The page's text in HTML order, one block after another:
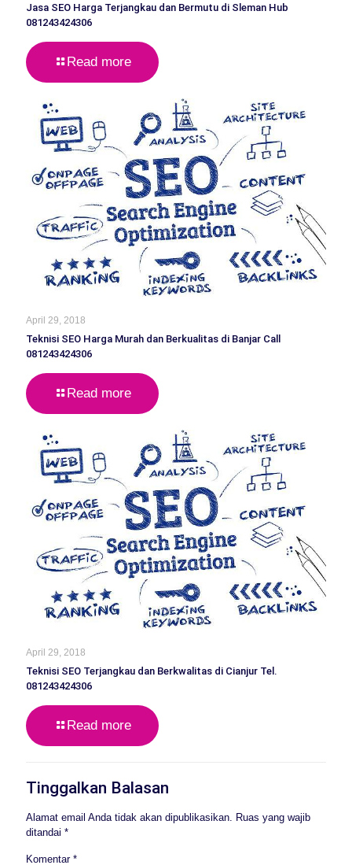
Jasa SEO Harga Terjangkau dan Bermutu di Sleman Hub
081243424306
Read more
April 29, 2018
Teknisi SEO Harga Murah dan Berkualitas di Banjar Call
081243424306
Read more
April 29, 2018
Teknisi SEO Terjangkau dan Berkwalitas di Cianjur Tel.
081243424306
Read more
Tinggalkan Balasan
Alamat email Anda tidak akan dipublikasikan. Ruas yang wajib
ditandai *
Komentar *